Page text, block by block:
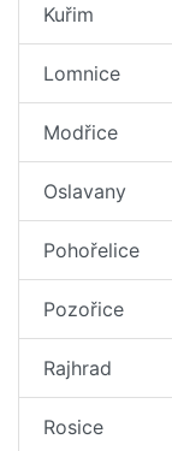
Kuřim
Lomnice
Modřice
Oslavany
Pohořelice
Pozořice
Rajhrad
Rosice